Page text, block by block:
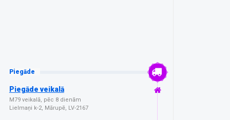
Piegāde
Piegāde veikalā
M79 veikalā, pēc 8 dienām
Lielmaņi k-2, Mārupē, LV-2167